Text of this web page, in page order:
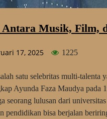
Musik, Film,
17, 2025 1225
satu selebritas multi-talenta
Ayunda Faza Maudya pada
seorang lulusan dari
pendidikan bisa berjalan